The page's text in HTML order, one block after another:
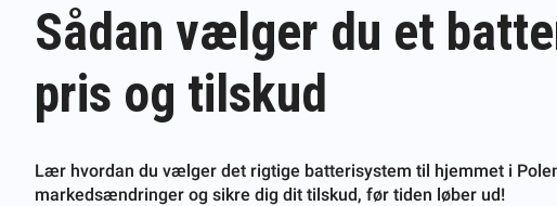
Sådan vælger du et
pris og tilskud
Lær hvordan du vælger det rigtige batterisystem til hjemmet i
markedsændringer og sikre dig dit tilskud, før tiden løber ud!